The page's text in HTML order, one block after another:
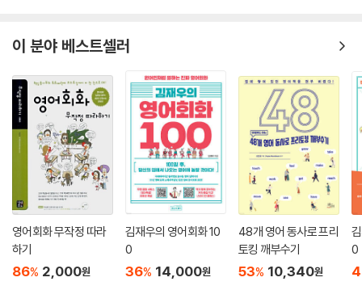
이 분야 베스트셀러
영어회화 무작정 따라
하기
86% 2,000원
김재우의 영어회화 10
0
36% 14,000원
48개 영어 동사로 프리
토킹 깨부수기
53% 10,340원
0